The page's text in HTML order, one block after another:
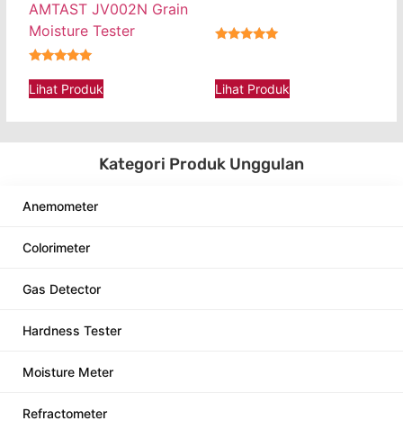
AMTAST JV002N Grain
Moisture Tester
Lihat Produk Lihat Produk
Kategori Produk Unggulan
Anemometer
Colorimeter
Gas Detector
Hardness Tester
Moisture Meter
Refractometer